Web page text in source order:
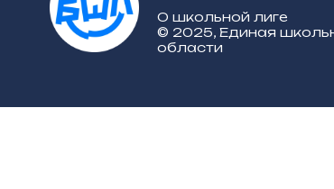
О школьной лиге
© 2025, Единая
области